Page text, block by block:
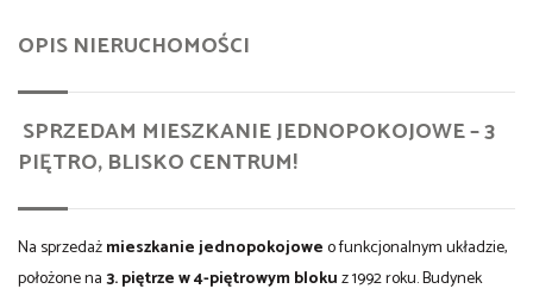
OPIS NIERUCHOMOŚCI
SPRZEDAM MIESZKANIE JEDNOPOKOJOWE – 3
PIĘTRO, BLISKO CENTRUM!
Na sprzedażmieszkanie jednopokojoweo funkcjonalnym układzie,
położone na3. piętrze w 4-piętrowym blokuz 1992 roku. Budynek